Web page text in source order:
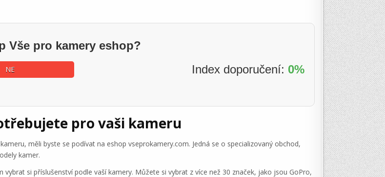
Vše pro kamery eshop?
NE Index doporučení: 0%
pro vaši kameru
měli byste se podívat na eshop vseprokamery.com. Jedná se o specializovaný obchod,
kamer.
si příslušenství podle vaší kamery. Můžete si vybrat z více než 30 značek, jako jsou GoPro,